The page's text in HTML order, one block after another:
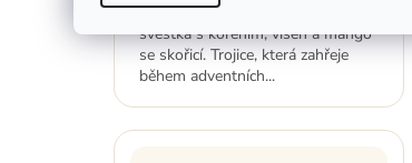
Základ pro voňavý svařák a punč:
švestka s kořením, višeň a mango
se skořicí. Trojice, která zahřeje
během adventních...